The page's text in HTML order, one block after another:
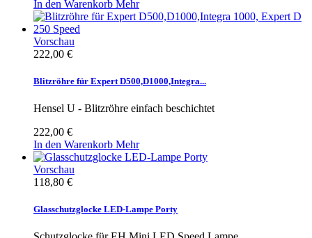
In den Warenkorb Mehr
Vorschau
222,00 €
Blitzröhre für Expert D500,D1000,Integra...
Hensel U - Blitzröhre einfach beschichtet
222,00 €
In den Warenkorb Mehr
Vorschau
118,80 €
Glasschutzglocke LED-Lampe Porty